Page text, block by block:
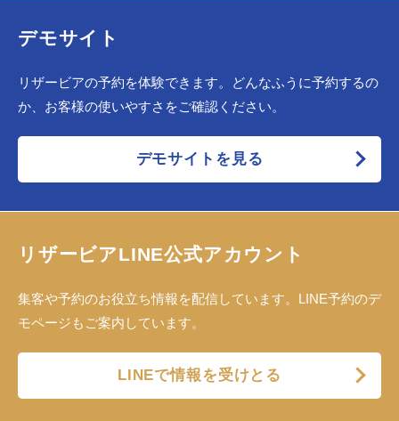
デモサイト
リザービアの予約を体験できます。どんなふうに予約するの
か、お客様の使いやすさをご確認ください。
デモサイトを見る
リザービアLINE公式アカウント
集客や予約のお役立ち情報を配信しています。LINE予約のデ
モページもご案内しています。
LINEで情報を受けとる